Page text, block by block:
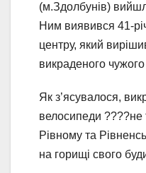
(м.Здолбунів)
Ним виявився 41-
центру, який
викраденого
Як з’ясувалося,
велосипеди ????не
Рівному та
на горищі свого